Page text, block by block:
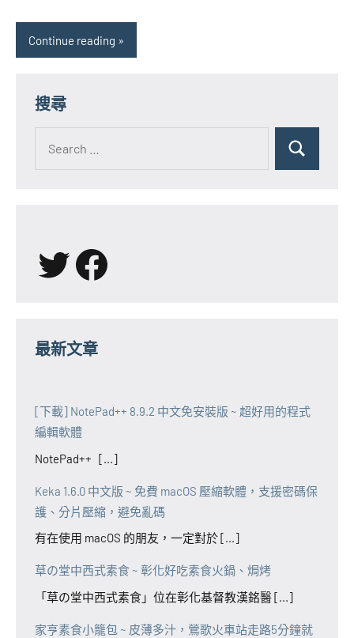
Continue reading
搜尋
for:
Search
X Facebook
最新文章
[下載] NotePad++ 8.9.2 中文免安裝版 ~ 超好用的程式
編輯軟體
NotePad++ [...]
Keka 1.6.0 中文版 ~ 免費 macOS 壓縮軟體，支援密碼保
護、分片壓縮，避免亂碼
有在使用 macOS 的朋友，一定對於 [...]
草の堂中西式素食 ~ 彰化好吃素食火鍋、焗烤
「草の堂中西式素食」位在彰化基督教漢銘醫 [...]
家亨素食小籠包 ~ 皮薄多汁，鶯歌火車站走路5分鐘就